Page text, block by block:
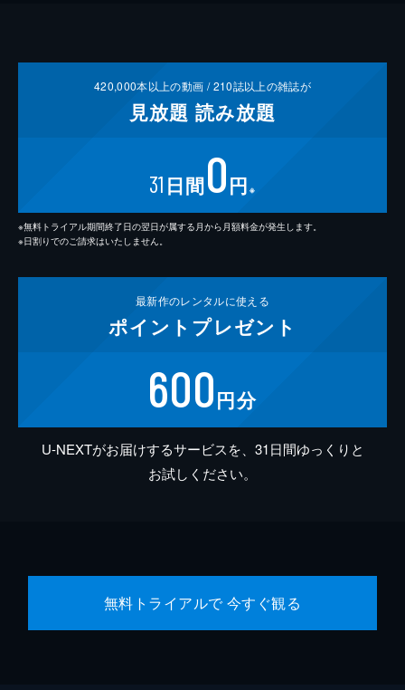
420,000本以上の動画 /210誌以上の雑誌が
見放題 読み放題
31 日間0円 ※
※無料トライアル期間終了日の翌日が属する月から月額料金が発生します。
※日割りでのご請求はいたしません。
最新作のレンタルに使える
ポイント プレゼント
600円分
U-NEXTがお届けするサービスを、31日間ゆっくりと
お試しください。
無料トライアルで 今すぐ観る